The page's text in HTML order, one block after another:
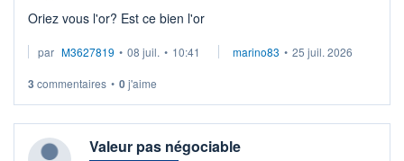
Oriez vous l'or? Est ce bien l'or
par M3627819 • 08 juil. • 10:41 marino83 • 25 juil. 2026
3 commentaires • 0j'aime
Valeur pas négociable